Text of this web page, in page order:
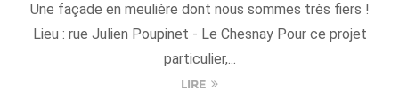
Une façade en meulière dont nous sommes très fiers !
Lieu : rue Julien Poupinet - Le Chesnay Pour ce projet
particulier,...
LIRE